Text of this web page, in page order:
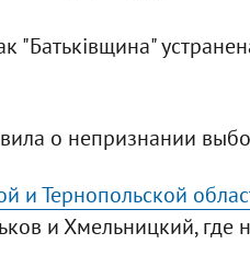
"Батьківщина"
о непризнании
и Тернопольской
и Хмельницкий,